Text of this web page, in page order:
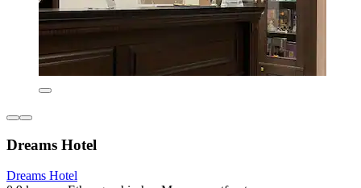
Dreams Hotel
Dreams Hotel